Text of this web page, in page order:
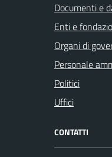
Documenti e
Enti e
Organi di
Personale
Politici
Uffici
CONTATTI